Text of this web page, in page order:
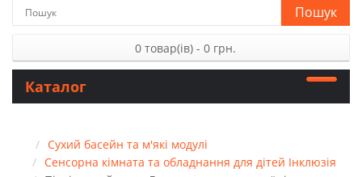
Пошук
0 товар(ів) - 0 грн.
Каталог
Сухий басейн та м'які модулі
Сенсорна кімната та обладнання для дітей Інклюзія